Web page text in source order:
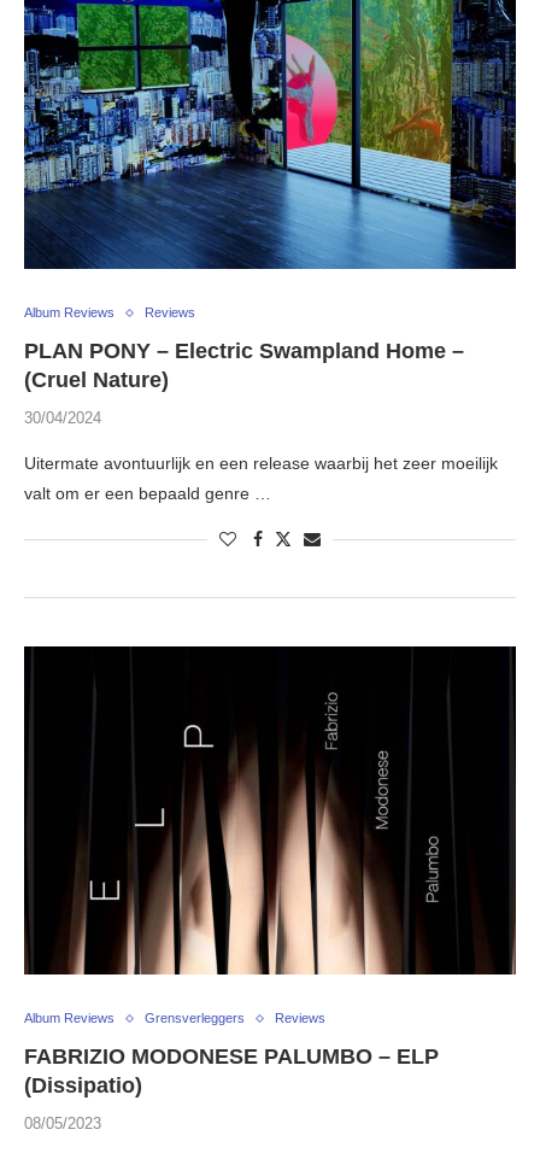
Album Reviews Reviews
PLAN PONY – Electric Swampland Home –
(Cruel Nature)
30/04/2024
Uitermate avontuurlijk en een release waarbij het zeer moeilijk
valt om er een bepaald genre …
Album Reviews Grensverleggers Reviews
FABRIZIO MODONESE PALUMBO – ELP
(Dissipatio)
08/05/2023